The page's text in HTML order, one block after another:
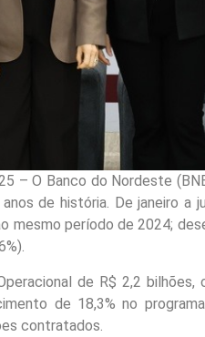
– O Banco do Nordeste
de história. De janeiro a
mesmo período de 2024;
de R$ 2,2
de 18,3% no
contratados.